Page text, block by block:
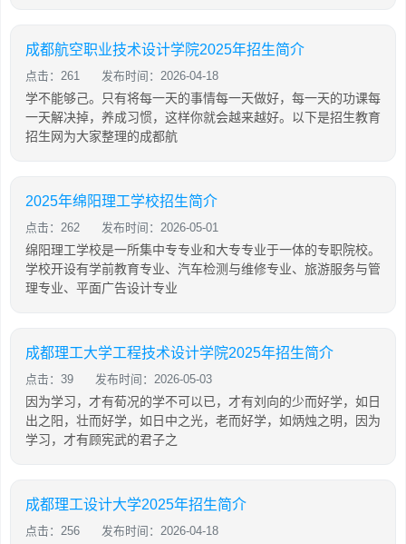
成都航空职业技术设计学院2025年招生简介
点击：261 发布时间：2026-04-18
学不能够己。只有将每一天的事情每一天做好，每一天的功课每
一天解决掉，养成习惯，这样你就会越来越好。以下是招生教育
招生网为大家整理的成都航
2025年绵阳理工学校招生简介
点击：262 发布时间：2026-05-01
绵阳理工学校是一所集中专专业和大专专业于一体的专职院校。
学校开设有学前教育专业、汽车检测与维修专业、旅游服务与管
理专业、平面广告设计专业
成都理工大学工程技术设计学院2025年招生简介
点击：39 发布时间：2026-05-03
因为学习，才有荀况的学不可以已，才有刘向的少而好学，如日
出之阳，壮而好学，如日中之光，老而好学，如炳烛之明，因为
学习，才有顾宪武的君子之
成都理工设计大学2025年招生简介
点击：256 发布时间：2026-04-18